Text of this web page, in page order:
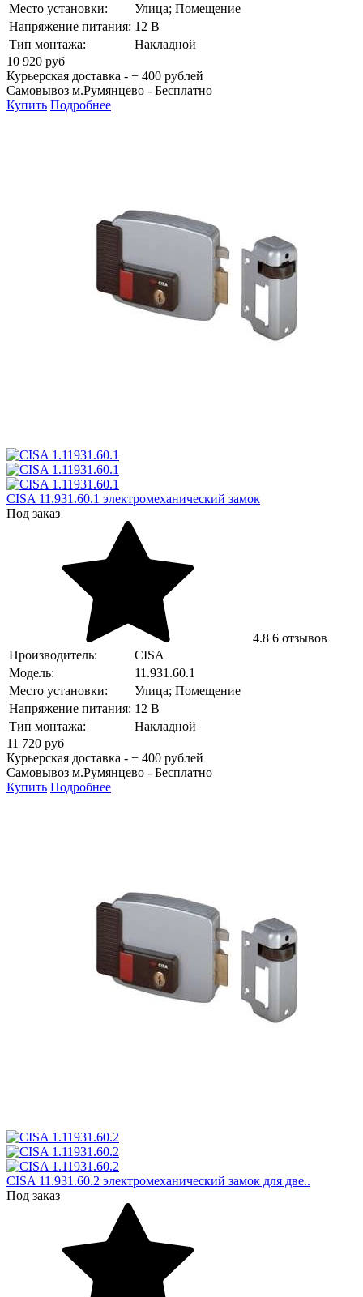
Место установки:
Улица; Помещение
Напряжение питания: 12 В
Тип монтажа:
Накладной
10 920 руб
Курьерская доставка - + 400 рублей
Самовывоз м.Румянцево - Бесплатно
Купить Подробнее
CISA 11.931.60.1 электромеханический замок
Под заказ
4.8 6 отзывов
Производитель:
CISA
Модель:
11.931.60.1
Место установки:
Улица; Помещение
Напряжение питания: 12 В
Тип монтажа:
Накладной
11 720 руб
Курьерская доставка - + 400 рублей
Самовывоз м.Румянцево - Бесплатно
Купить Подробнее
CISA 11.931.60.2 электромеханический замок для две..
Под заказ